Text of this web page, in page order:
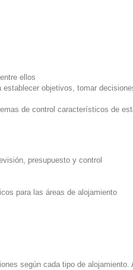
ellos
objetivos, tomar
de control característicos de
presupuesto y control
para las áreas de alojamiento
según cada tipo de alojamiento.